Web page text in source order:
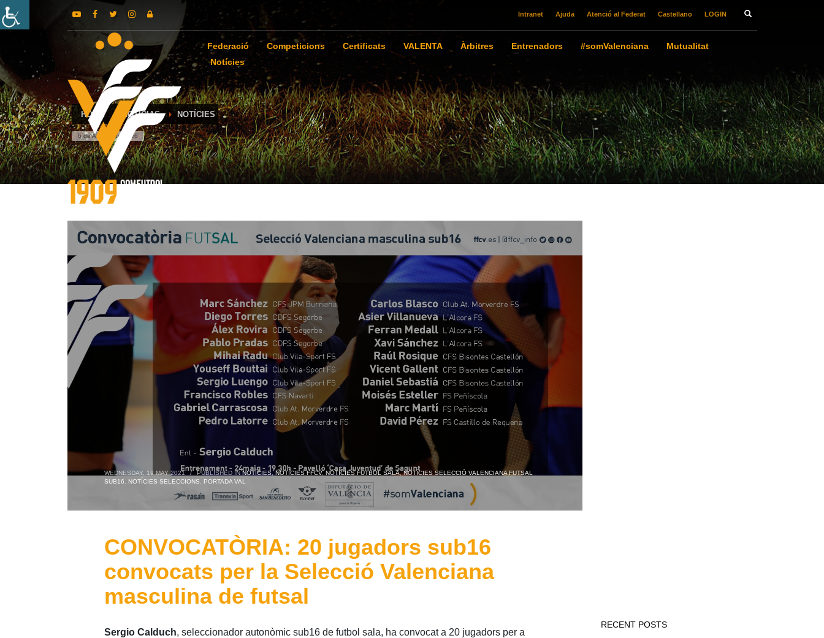
Intranet Ajuda Atenció al Federat Castellano LOGIN
Federació Competicions Certificats VALENTA Àrbitres Entrenadors #somValenciana
Mutualitat
Notícies
HOME NOTICIAS NOTÍCIES
6 de August de 2026
WEDNESDAY, 19 MAY 2021 / PUBLISHED INNOTÍCIES,NOTÍCIES FFCV,NOTÍCIES FUTBOL SALA,NOTÍCIES SELECCIÓ VALENCIANA FUTSAL
SUB16
NOTÍCIES SELECCIONS PORTADA VAL
CONVOCATÒRIA: 20 jugadors sub16
convocats per la Selecció Valenciana
masculina de futsal
Sergio Calduch, seleccionador autonòmic sub16 de futbol sala, ha convocat a 20 jugadors per a
RECENT POSTS